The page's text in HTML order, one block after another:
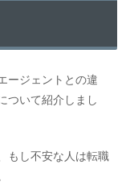
ージェントとの違
ついて紹介しまし
もし不安な人は転職